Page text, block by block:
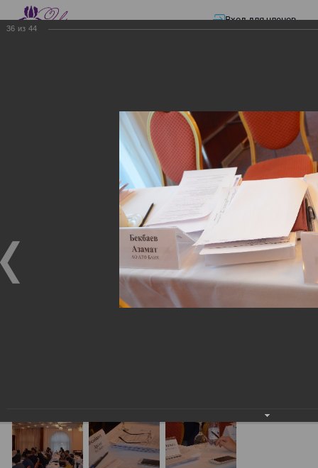
Вход для членов
Презентации — ЭЛЕКТРОННЫЕ СЧЕТА-ФАКТУРЫ.
ЭЛЕКТРОННЫЕ СЧЕТА-
ФАКТУРЫ. ВИРТУАЛЬНЫЙ
ЭЛЕКТРОННЫЕ СЧЕТА-ФАКТУРЫ. ВИРТУАЛЬНЫЙ
СКЛАД.
Семинар с КГД и разработчиками
36 из 44